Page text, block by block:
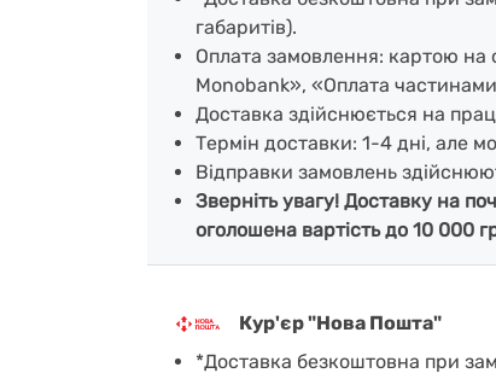
габаритів).
Оплата замовлення: картою
Monobank», «Оплата
Доставка здійснюється на
Термін доставки: 1-4 дні, але
Відправки замовлень
Зверніть увагу! Доставку на
оголошена вартість до 10 000
Кур'єр "Нова Пошта"
*Доставка безкоштовна при